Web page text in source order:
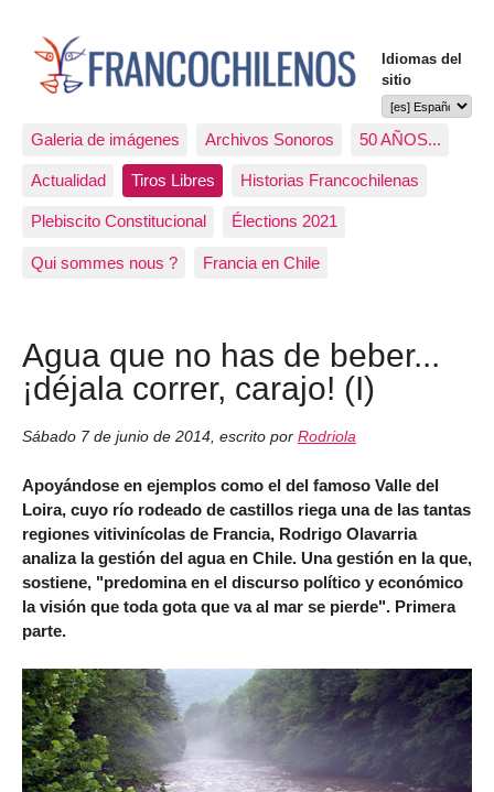
Idiomas del
sitio
Galeria de imágenes Archivos Sonoros 50 AÑOS...
Actualidad Tiros Libres Historias Francochilenas
Plebiscito Constitucional Élections 2021
Qui sommes nous ? Francia en Chile
Agua que no has de beber...
¡déjala correr, carajo! (I)
Sábado 7 de junio de 2014, escrito por Rodriola
Apoyándose en ejemplos como el del famoso Valle del
Loira, cuyo río rodeado de castillos riega una de las tantas
regiones vitivinícolas de Francia, Rodrigo Olavarria
analiza la gestión del agua en Chile. Una gestión en la que,
sostiene, "predomina en el discurso político y económico
la visión que toda gota que va al mar se pierde". Primera
parte.